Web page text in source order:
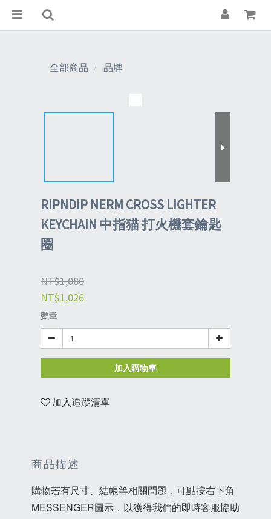
全部商品 品牌
RIPNDIP NERM CROSS LIGHTER
KEYCHAIN 中指猫 打火機套鑰匙
圈
NT$1,080
NT$1,026
數量
加入購物車
加入追蹤清單
商品描述
購物若有尺寸、結帳等相關問題，可點按右下角
MESSENGER圖示，以獲得我們的即時客服協助